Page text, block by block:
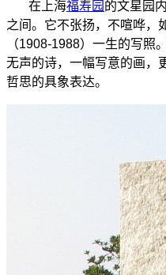
在上海福寿园 的文星园
之间。它不张扬，不喧哗
（1908-1988）一生的写照
无声的诗，一幅写意的画，
哲思的具象表达。